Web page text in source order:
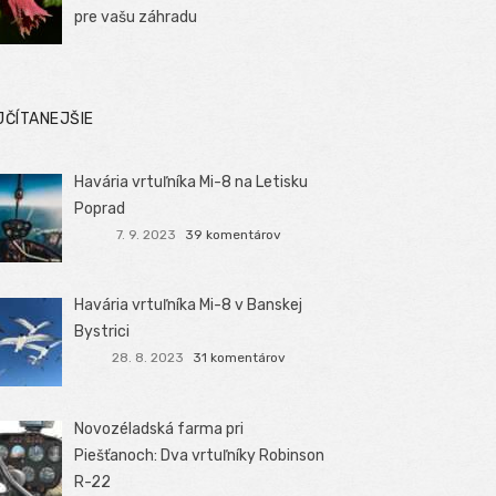
pre vašu záhradu
Havária vrtuľníka Mi-8 na Letisku
Poprad
7. 9. 2023 39 komentárov
Havária vrtuľníka Mi-8 v Banskej
Bystrici
28. 8. 2023 31 komentárov
Novozéladská farma pri
Piešťanoch: Dva vrtuľníky Robinson
R-22